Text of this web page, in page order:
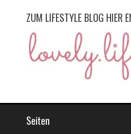
ZUM LIFESTYLE BLOG HIER
Seiten